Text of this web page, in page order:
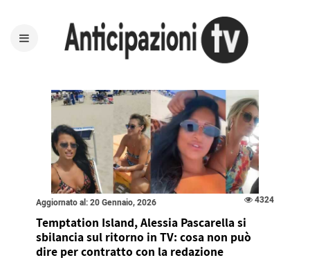
Aggiornato al: 20 Gennaio, 2026 4324
Temptation Island, Alessia Pascarella si
sbilancia sul ritorno in TV: cosa non può
dire per contratto con la redazione